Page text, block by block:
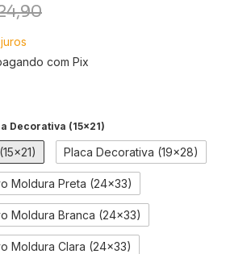
com Pix
Decorativa (15x21)
Placa Decorativa (19x28)
Moldura Preta (24x33)
Moldura Branca (24x33)
Moldura Clara (24x33)